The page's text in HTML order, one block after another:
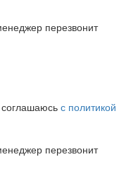
перезвонит
с политикой
перезвонит